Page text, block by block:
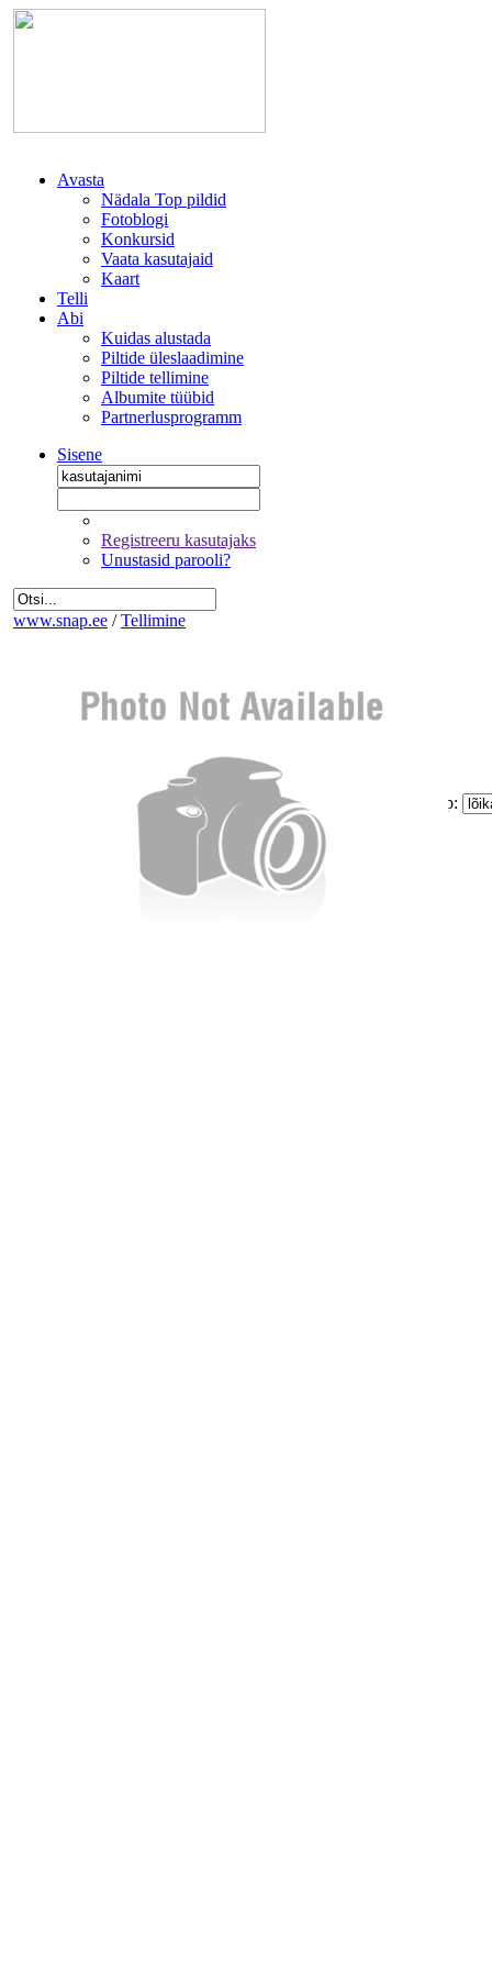
Avasta
Nädala Top pildid
Fotoblogi
Konkursid
Vaata kasutajaid
Kaart
Telli
Abi
Kuidas alustada
Piltide üleslaadimine
Piltide tellimine
Albumite tüübid
Partnerlusprogramm
Sisene
Registreeru kasutajaks
Unustasid parooli?
www.snap.ee / Tellimine
Kogus:
Paberi tüüp:
Lõike tüüp:
Eemalda kõik pildid tellimusest
Miinimum tellimus on 1.60 €